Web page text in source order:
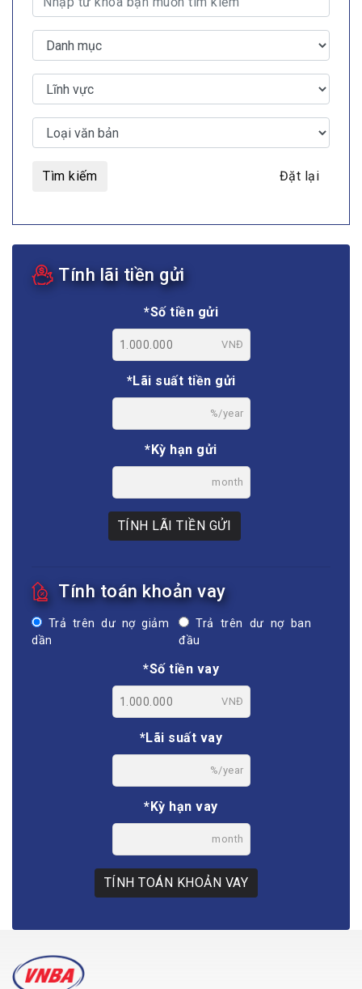
Tìm kiếm Đặt lại
Tính lãi tiền gửi
*Số tiền gửi
VNĐ
*Lãi suất tiền gửi
%/year
*Kỳ hạn gửi
month
TÍNH LÃI TIỀN GỬI
Tính toán khoản vay
Trả trên dư nợ giảm
dần
Trả trên dư nợ ban
đầu
*Số tiền vay
VNĐ
*Lãi suất vay
%/year
*Kỳ hạn vay
month
TÍNH TOÁN KHOẢN VAY